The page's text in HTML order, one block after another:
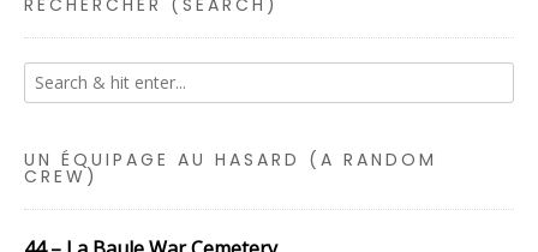
UN ÉQUIPAGE AU HASARD (A RANDOM
CREW)